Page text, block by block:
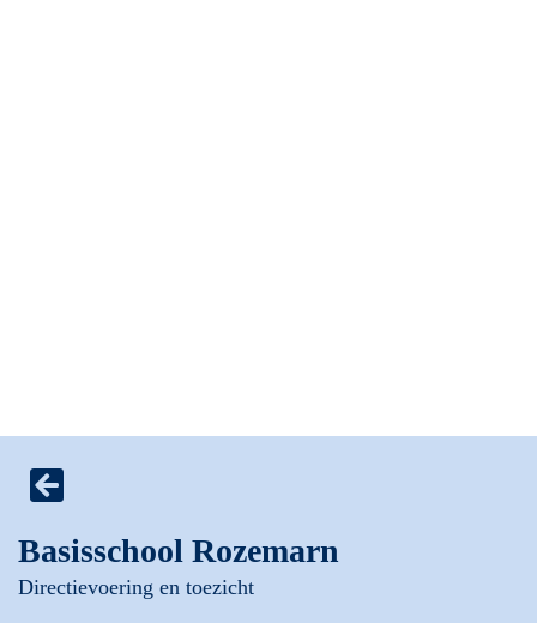
Basisschool Rozemarn
Directievoering en toezicht